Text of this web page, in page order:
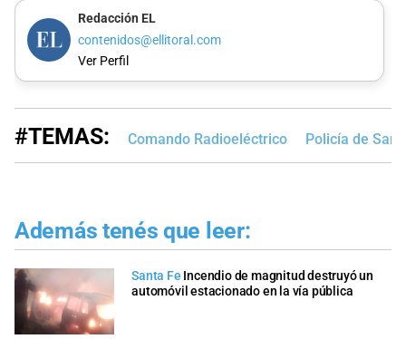
Redacción EL
contenidos@ellitoral.com
Ver Perfil
#TEMAS: Comando Radioeléctrico Policía de
Además tenés que leer:
Santa Fe Incendio de magnitud destruyó un
automóvil estacionado en la vía pública